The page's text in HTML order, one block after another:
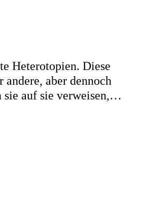
Heterotopien. Diese
aber dennoch
sie auf sie verweisen,…